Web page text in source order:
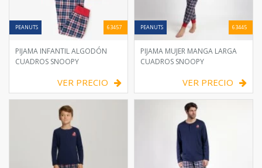
PEANUTS 63457
PIJAMA INFANTIL ALGODÓN
CUADROS SNOOPY
VER PRECIO
PEANUTS 63445
PIJAMA MUJER MANGA LARGA
CUADROS SNOOPY
VER PRECIO